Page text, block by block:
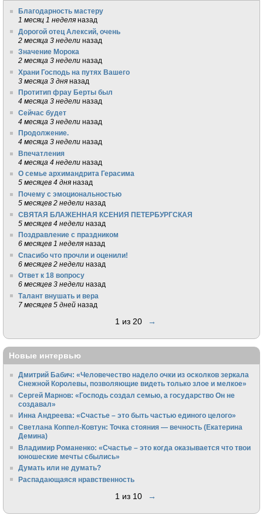
Благодарность мастеру
1 месяц 1 неделя назад
Дорогой отец Алексий, очень
2 месяца 3 недели назад
Значение Морока
2 месяца 3 недели назад
Храни Господь на путях Вашего
3 месяца 3 дня назад
Протитип фрау Берты был
4 месяца 3 недели назад
Сейчас будет
4 месяца 3 недели назад
Продолжение.
4 месяца 3 недели назад
Впечатления
4 месяца 4 недели назад
О семье архимандрита Герасима
5 месяцев 4 дня назад
Почему с эмоциональностью
5 месяцев 2 недели назад
СВЯТАЯ БЛАЖЕННАЯ КСЕНИЯ ПЕТЕРБУРГСКАЯ
5 месяцев 4 недели назад
Поздравление с праздником
6 месяцев 1 неделя назад
Спасибо что прочли и оценили!
6 месяцев 2 недели назад
Ответ к 18 вопросу
6 месяцев 3 недели назад
Талант внушать и вера
7 месяцев 5 дней назад
1 из 20 →
Новые интервью
Дмитрий Бабич: «Человечество надело очки из осколков зеркала
Снежной Королевы, позволяющие видеть только злое и мелкое»
Сергей Марнов: «Господь создал семью, а государство Он не
создавал»
Инна Андреева: «Счастье – это быть частью единого целого»
Светлана Коппел-Ковтун: Точка стояния — вечность (Екатерина
Демина)
Владимир Романенко: «Счастье – это когда оказывается что твои
юношеские мечты сбылись»
Думать или не думать?
Распадающаяся нравственность
1 из 10 →